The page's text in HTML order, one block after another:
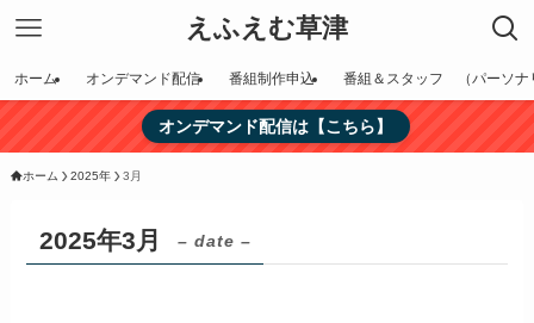
えふえむ草津
ホーム オンデマンド配信 番組制作申込 番組＆スタッフ （パーソナ
オンデマンド配信は【こちら】
ホーム 2025年 3月
2025年3月 – date –